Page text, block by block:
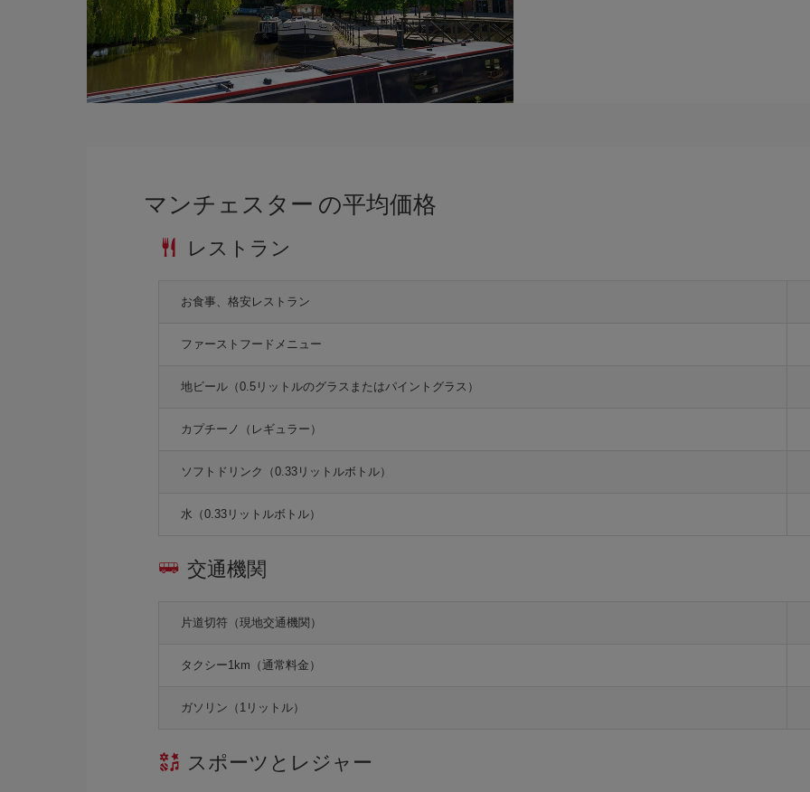
マンチェスター の平均価格
レストラン
お食事、格安レストラン
ファーストフードメニュー
地ビール（0.5リットルのグラスまたはパイントグラス）
カプチーノ（レギュラー）
ソフトドリンク（0.33リットルボトル）
水（0.33リットルボトル）
交通機関
片道切符（現地交通機関）
タクシー1km（通常料金）
ガソリン（1リットル）
スポーツとレジャー